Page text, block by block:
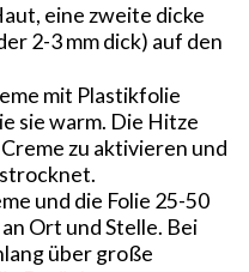
eine zweite dicke
2-3 mm dick) auf den
mit Plastikfolie
sie warm. Die Hitze
zu aktivieren und
und die Folie 25-50
Ort und Stelle. Bei
über große